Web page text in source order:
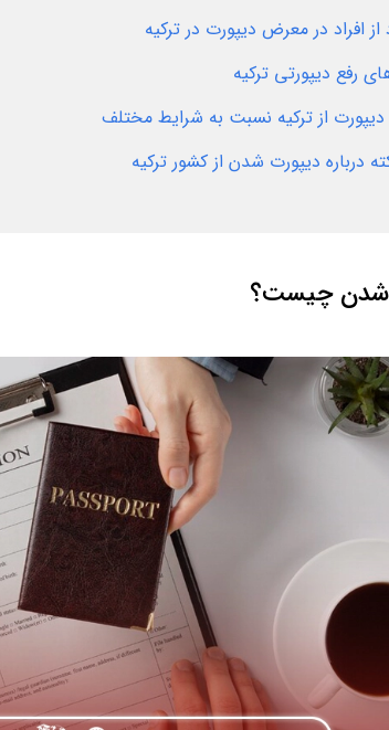
رفع دیپورتی ترکیه
از ترکیه نسبت به شرایط مختلف
درباره دیپورت شدن از کشور ترکیه
شدن چیست؟